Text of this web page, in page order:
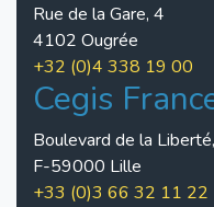
Rue de la Gare, 4
4102 Ougrée
+32 (0)4 338 19 00
Cegis
Boulevard de la
F-59000 Lille
+33 (0)3 66 32 11 22